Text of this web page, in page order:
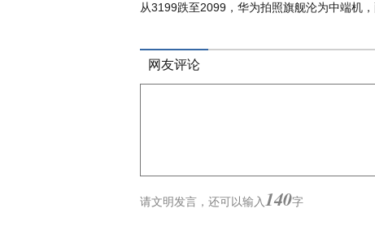
从3199跌至2099，华为拍照旗舰沦为中端机
网友评论
请文明发言， 还可以输入140字